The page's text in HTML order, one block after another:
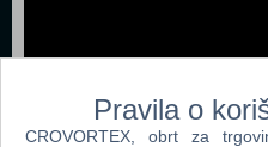
Pravila o
CROVORTEX, obrt za